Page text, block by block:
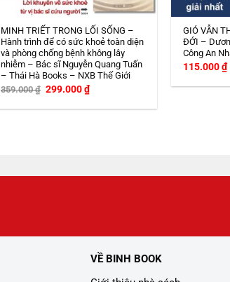
MINH TRIẾT TRONG LỐI SỐNG –
Hành trình để có sức khoẻ toàn diện
và phòng chống bệnh không lây
nhiễm – Bác sĩ Nguyễn Quang Tuấn
– Thái Hà Books – NXB Thế Giới
359.000₫ Giá
là:
299.000₫Giá
hiện
tại
GIÓ VẪN
ĐỚI –
Công An
115.000₫
VỀ BINH BOOK